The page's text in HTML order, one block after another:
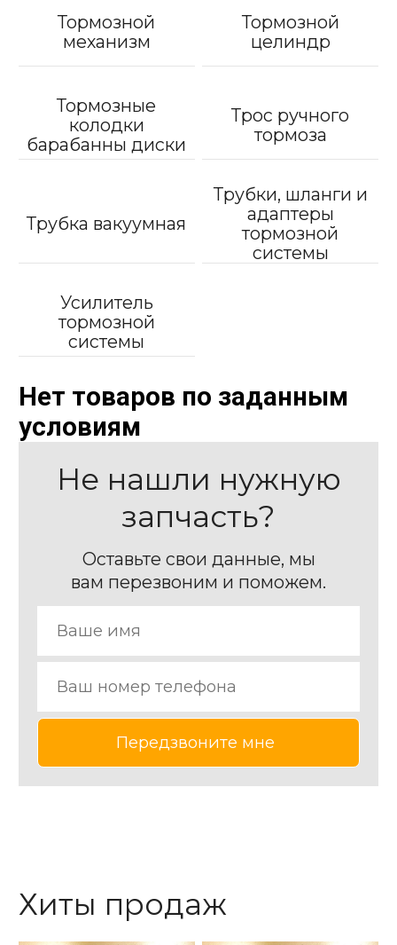
Тормозной
механизм
Тормозной
целиндр
Тормозные
колодки
барабанны диски
Трос ручного
тормоза
Трубка вакуумная
Трубки, шланги и
адаптеры
тормозной
системы
Усилитель
тормозной
системы
Нет товаров по заданным
условиям
Не нашли нужную
запчасть?
Оставьте свои данные, мы
вам перезвоним и поможем.
Хиты продаж